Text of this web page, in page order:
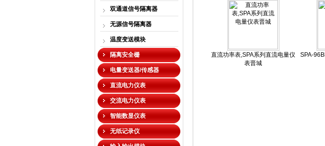
双通道信号隔离器
无源信号隔离器
温度变送模块
隔离安全栅
电量变送器/传感器
直流电力仪表
交流电力仪表
智能数显仪表
无纸记录仪
直流功率表,SPA系列直流电量仪
表晋城
SPA-